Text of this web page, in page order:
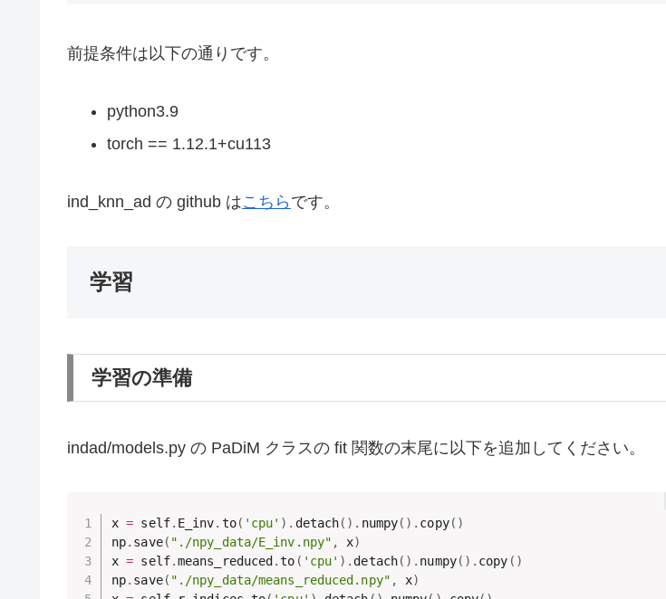
前提条件は以下の通りです。
python3.9
torch == 1.12.1+cu113
ind_knn_ad の github はこちら です。
学習
学習の準備
indad/models.py の PaDiM クラスの fit 関数の末尾に以下を追加してください。
x = self. E_inv. to( 'cpu' ) . detach( ) . numpy( ) . copy( )
np. save( "./npy_data/E_inv.npy" , x)
x = self.means_reduced .to ( 'cpu' ) . detach( ) . numpy( ) . copy ( )
np. save( "./npy_data/means_reduced.npy" , x)